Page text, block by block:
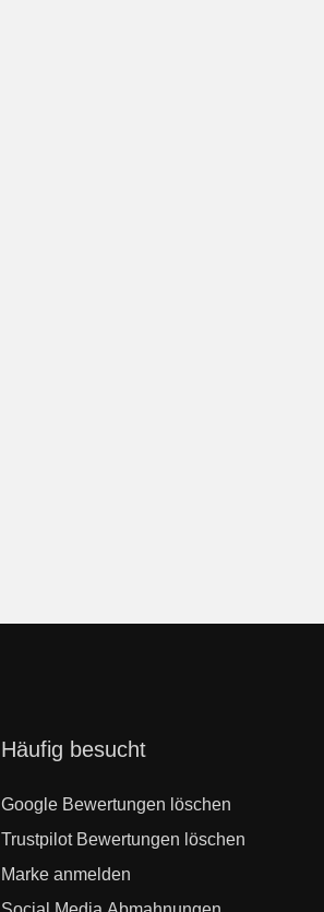
Navigation
Häufig besucht
Google Bewertungen löschen
Trustpilot Bewertungen löschen
Marke anmelden